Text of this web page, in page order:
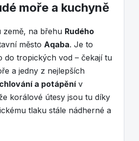
moře a kuchyně
země, na břehu Rudého
město Aqaba. Je to
do tropických vod – čekají tu
a jedny z nejlepších
a potápěnív
korálové útesy jsou tu díky
tlaku stále nádherné a